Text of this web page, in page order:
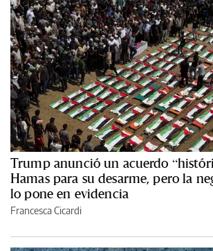
Trump anunció un acuerdo
Hamas para su desarme, pero la
lo pone en evidencia
Francesca Cicardi